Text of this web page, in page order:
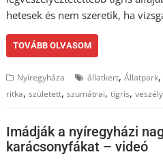
hetesek és nem szeretik, ha
TOVÁBB OLVASOM
Nyíregyháza állatkert,Állatpark,
ritka,született,szumátrai,tigris,
Imádják a nyíregyházi
karácsonyfákat – videó